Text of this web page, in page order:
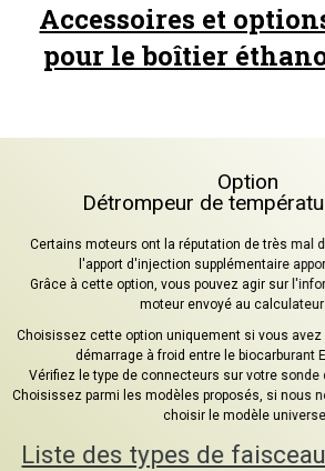
Accessoires et
pour le boîtier
Option
Détrompeur de
Certains moteurs ont la réputation de très mal
l'apport d'injection supplémentaire
Grâce à cette option, vous pouvez agir sur
moteur envoyé au calculateur
Choisissez cette option uniquement si vous
démarrage à froid entre le biocarburant
Vérifiez le type de connecteurs sur votre sonde
Choisissez parmi les modèles proposés, si nous
choisir le modèle
Liste des types de